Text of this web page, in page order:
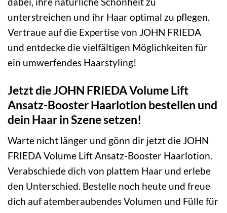
unterstreichen und ihr Haar optimal zu pflegen.
Vertraue auf die Expertise von JOHN FRIEDA
und entdecke die vielfältigen Möglichkeiten für
ein umwerfendes Haarstyling!
Jetzt die JOHN FRIEDA Volume Lift
Ansatz-Booster Haarlotion bestellen und
dein Haar in Szene setzen!
Warte nicht länger und gönn dir jetzt die JOHN
FRIEDA Volume Lift Ansatz-Booster Haarlotion.
Verabschiede dich von plattem Haar und erlebe
den Unterschied. Bestelle noch heute und freue
dich auf atemberaubendes Volumen und Fülle für